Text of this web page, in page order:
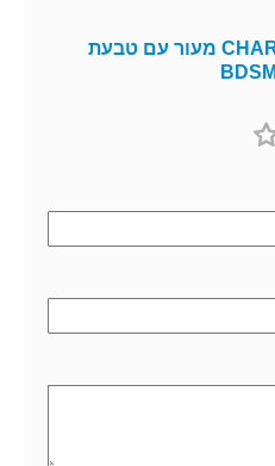
חגורת צניעות CHARON מעור עם טבעת